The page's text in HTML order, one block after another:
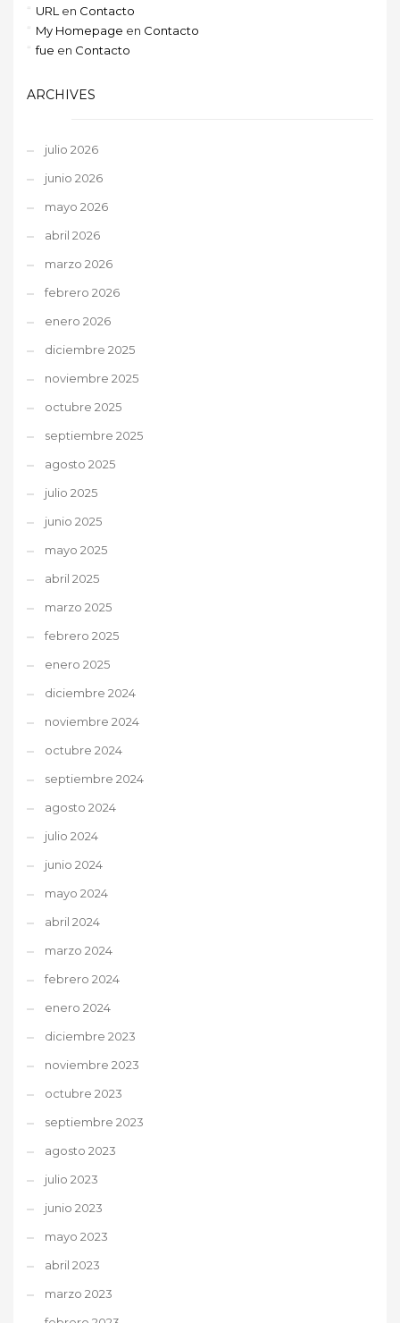
URL en Contacto
My Homepage en Contacto
fue en Contacto
ARCHIVES
julio 2026
junio 2026
mayo 2026
abril 2026
marzo 2026
febrero 2026
enero 2026
diciembre 2025
noviembre 2025
octubre 2025
septiembre 2025
agosto 2025
julio 2025
junio 2025
mayo 2025
abril 2025
marzo 2025
febrero 2025
enero 2025
diciembre 2024
noviembre 2024
octubre 2024
septiembre 2024
agosto 2024
julio 2024
junio 2024
mayo 2024
abril 2024
marzo 2024
febrero 2024
enero 2024
diciembre 2023
noviembre 2023
octubre 2023
septiembre 2023
agosto 2023
julio 2023
junio 2023
mayo 2023
abril 2023
marzo 2023